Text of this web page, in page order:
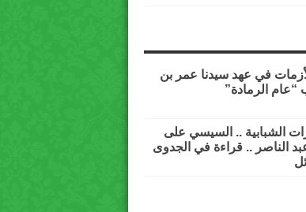
في عهد سيدنا عمر بن
“عام الرمادة”
الشبابية .. السيسي على
الناصر .. قراءة في الجدوى